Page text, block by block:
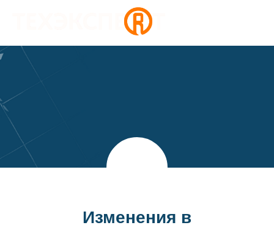
Изменения в